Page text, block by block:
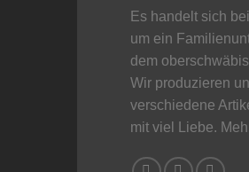
Es handelt sich
um ein
dem
Wir produzieren
verschiedene
mit viel Liebe.